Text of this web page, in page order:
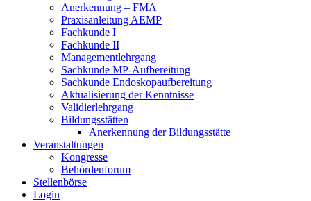
Anerkennung – FMA
Praxisanleitung AEMP
Fachkunde I
Fachkunde II
Managementlehrgang
Sachkunde MP-Aufbereitung
Sachkunde Endoskopaufbereitung
Aktualisierung der Kenntnisse
Validierlehrgang
Bildungsstätten
Anerkennung der Bildungsstätte
Veranstaltungen
Kongresse
Behördenforum
Stellenbörse
Login